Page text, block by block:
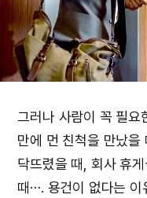
그러나 사람이 꼭 필요
만에 먼 친척을 만났을
닥뜨렸을 때, 회사 휴
때⋯. 용건이 없다는 이